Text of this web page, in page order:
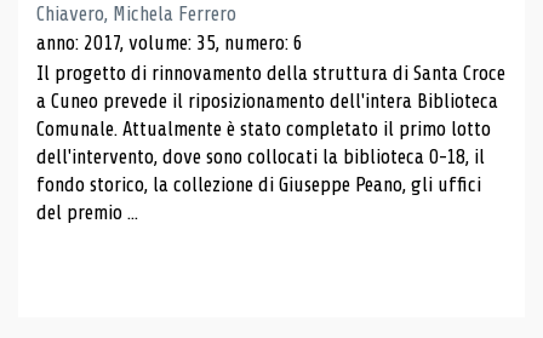
Chiavero, Michela Ferrero
anno: 2017, volume: 35, numero: 6
Il progetto di rinnovamento della struttura di Santa Croce
a Cuneo prevede il riposizionamento dell'intera Biblioteca
Comunale. Attualmente è stato completato il primo lotto
dell'intervento, dove sono collocati la biblioteca 0-18, il
fondo storico, la collezione di Giuseppe Peano, gli uffici
del premio ...